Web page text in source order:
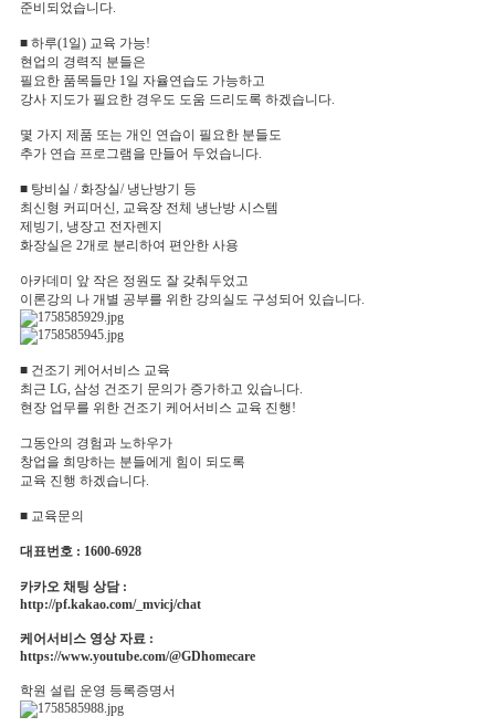
준비되었습니다.
■ 하루(1일) 교육 가능!
현업의 경력직 분들은
필요한 품목들만 1일 자율연습도 가능하고
강사 지도가 필요한 경우도 도움 드리도록 하겠습니다.
몇 가지 제품 또는 개인 연습이 필요한 분들도
추가 연습 프로그램을 만들어 두었습니다.
■ 탕비실 / 화장실/ 냉난방기 등
최신형 커피머신, 교육장 전체 냉난방 시스템
제빙기, 냉장고 전자렌지
화장실은 2개로 분리하여 편안한 사용
아카데미 앞 작은 정원도 잘 갖춰두었고
이론강의 나 개별 공부를 위한 강의실도 구성되어 있습니다.
■ 건조기 케어서비스 교육
최근 LG, 삼성 건조기 문의가 증가하고 있습니다.
현장 업무를 위한 건조기 케어서비스 교육 진행!
그동안의 경험과 노하우가
창업을 희망하는 분들에게 힘이 되도록
교육 진행 하겠습니다.
■ 교육문의
대표번호 : 1600-6928
카카오 채팅 상담 :
http://pf.kakao.com/_mvicj/chat
케어서비스 영상 자료 :
https://www.youtube.com/@GDhomecare
학원 설립 운영 등록증명서